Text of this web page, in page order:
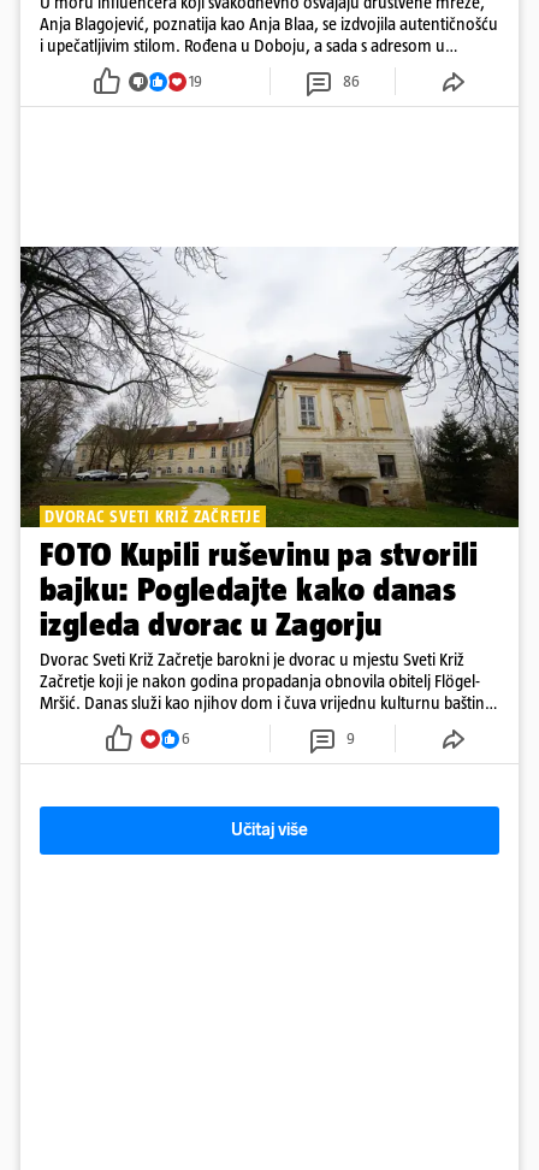
Anja Blagojević, poznatija kao Anja Blaa, se izdvojila autentičnošću
i upečatljivim stilom. Rođena u Doboju, a sada s adresom u
Dubaiju, Anja je spoj glamura, discipline i mladenačke energije
19 86
DVORAC SVETI KRIŽ ZAČRETJE
FOTO Kupili ruševinu pa stvorili
bajku: Pogledajte kako danas
izgleda dvorac u Zagorju
Dvorac Sveti Križ Začretje barokni je dvorac u mjestu Sveti Križ
Začretje koji je nakon godina propadanja obnovila obitelj Flögel-
Mršić. Danas služi kao njihov dom i čuva vrijednu kulturnu baštinu
davno zaboravljenog vremena
6 9
Učitaj više